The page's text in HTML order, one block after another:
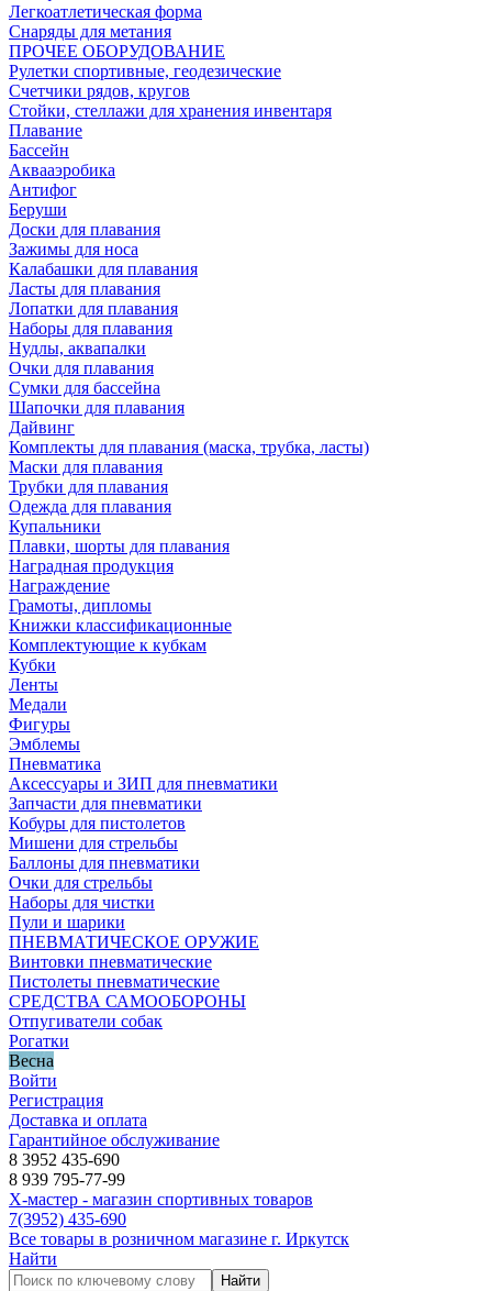
Легкоатлетическая форма
Снаряды для метания
ПРОЧЕЕ ОБОРУДОВАНИЕ
Рулетки спортивные, геодезические
Счетчики рядов, кругов
Стойки, стеллажи для хранения инвентаря
Плавание
Бассейн
Аквааэробика
Антифог
Беруши
Доски для плавания
Зажимы для носа
Калабашки для плавания
Ласты для плавания
Лопатки для плавания
Наборы для плавания
Нудлы, аквапалки
Очки для плавания
Сумки для бассейна
Шапочки для плавания
Дайвинг
Комплекты для плавания (маска, трубка, ласты)
Маски для плавания
Трубки для плавания
Одежда для плавания
Купальники
Плавки, шорты для плавания
Наградная продукция
Награждение
Грамоты, дипломы
Книжки классификационные
Комплектующие к кубкам
Кубки
Ленты
Медали
Фигуры
Эмблемы
Пневматика
Аксессуары и ЗИП для пневматики
Запчасти для пневматики
Кобуры для пистолетов
Мишени для стрельбы
Баллоны для пневматики
Очки для стрельбы
Наборы для чистки
Пули и шарики
ПНЕВМАТИЧЕСКОЕ ОРУЖИЕ
Винтовки пневматические
Пистолеты пневматические
СРЕДСТВА САМООБОРОНЫ
Отпугиватели собак
Рогатки
Весна
Войти
Регистрация
Доставка и оплата
Гарантийное обслуживание
8 3952 435-690
8 939 795-77-99
Х-мастер - магазин спортивных товаров
7(3952) 435-690
Все товары в розничном магазине г. Иркутск
Найти
Найти